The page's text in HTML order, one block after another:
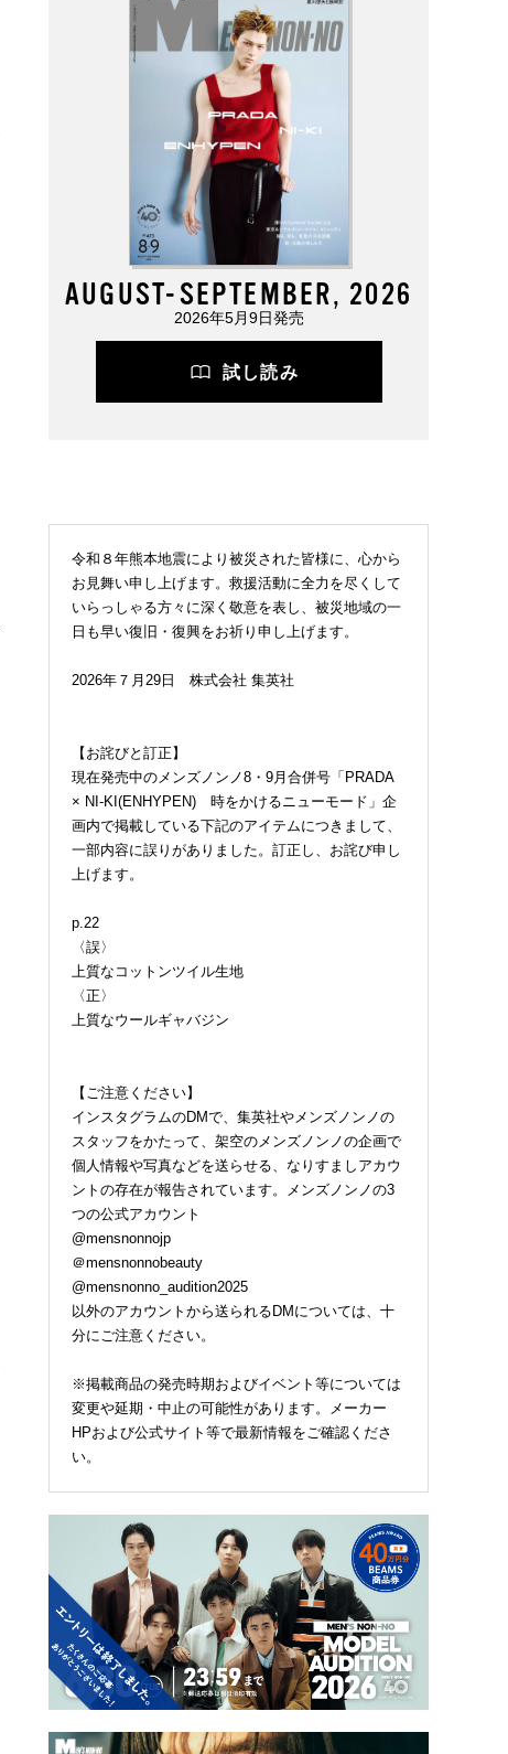
AUGUST-SEPTEMBER, 2026
2026年5月9日発売
試し読み
令和８年熊本地震により被災された皆様に、心から
お見舞い申し上げます。救援活動に全力を尽くして
いらっしゃる方々に深く敬意を表し、被災地域の一
日も早い復旧・復興をお祈り申し上げます。
2026年７月29日 株式会社 集英社
【お詫びと訂正】
現在発売中のメンズノンノ8・9月合併号「PRADA
× NI-KI(ENHYPEN) 時をかけるニューモード」企
画内で掲載している下記のアイテムにつきまして、
一部内容に誤りがありました。訂正し、お詫び申し
上げます。
p.22
〈誤〉
上質なコットンツイル生地
〈正〉
上質なウールギャバジン
【ご注意ください】
インスタグラムのDMで、集英社やメンズノンノの
スタッフをかたって、架空のメンズノンノの企画で
個人情報や写真などを送らせる、なりすましアカウ
ントの存在が報告されています。メンズノンノの3
つの公式アカウント
@mensnonnojp
＠mensnonnobeauty
@mensnonno_audition2025
以外のアカウントから送られるDMについては、十
分にご注意ください。
※掲載商品の発売時期およびイベント等については
変更や延期・中止の可能性があります。メーカー
HPおよび公式サイト等で最新情報をご確認くださ
い。